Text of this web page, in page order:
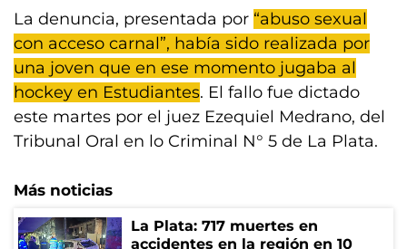
La denuncia, presentada por “abuso sexual
con acceso carnal”, había sido realizada por
una joven que en ese momento jugaba al
hockey en Estudiantes. El fallo fue dictado
este martes por el juez Ezequiel Medrano, del
Tribunal Oral en lo Criminal N° 5 de La Plata.
Más noticias
La Plata: 717 muertes en
accidentes en la región en 10